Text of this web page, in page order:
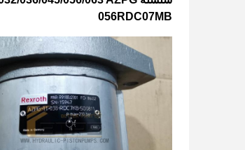
056RDC07MB